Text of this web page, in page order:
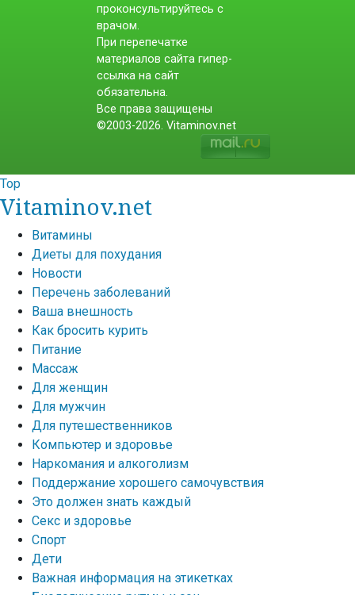
проконсультируйтесь с
врачом.
При перепечатке
материалов сайта гипер-
ссылка на сайт
обязательна.
Все права защищены
©2003-2026. Vitaminov.net
Top
Vitaminov.net
Витамины
Диеты для похудания
Новости
Перечень заболеваний
Ваша внешность
Как бросить курить
Питание
Массаж
Для женщин
Для мужчин
Для путешественников
Компьютер и здоровье
Наркомания и алкоголизм
Поддержание хорошего самочувствия
Это должен знать каждый
Секс и здоровье
Спорт
Дети
Важная информация на этикетках